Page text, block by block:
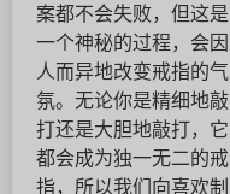
案都不会失败，但这是
一个神秘的过程，会因
人而异地改变戒指的气
氛。无论你是精细地敲
打还是大胆地敲打，它
都会成为独一无二的戒
指，所以我们向喜欢制